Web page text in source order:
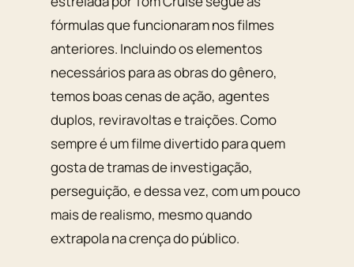
fórmulas que funcionaram nos filmes
anteriores. Incluindo os elementos
necessários para as obras do gênero,
temos boas cenas de ação, agentes
duplos, reviravoltas e traições. Como
sempre é um filme divertido para quem
gosta de tramas de investigação,
perseguição, e dessa vez, com um pouco
mais de realismo, mesmo quando
extrapola na crença do público.